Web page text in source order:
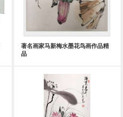
著名画家马新梅水墨花鸟画作品精
品